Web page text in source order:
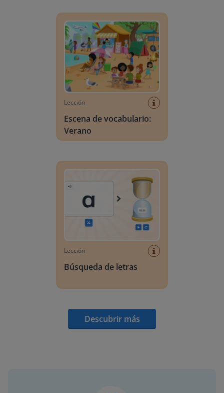
Lección
Escena de vocabulario:
Verano
Lección
Búsqueda de letras
Descubrir más